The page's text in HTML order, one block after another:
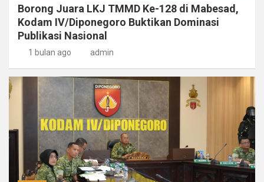
Borong Juara LKJ TMMD Ke-128 di Mabesad,
Kodam IV/Diponegoro Buktikan Dominasi
Publikasi Nasional
1 bulan ago admin